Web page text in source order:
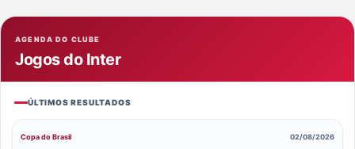
AGENDA DO CLUBE
Jogos do Inter
ÚLTIMOS RESULTADOS
Copa do Brasil 02/08/2026